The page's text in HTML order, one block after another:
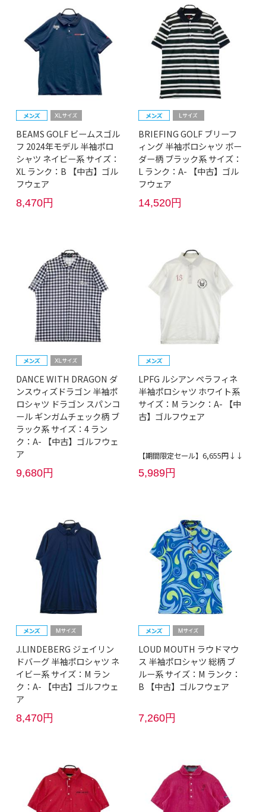
BEAMS GOLF ビームスゴル
フ 2024年モデル 半袖ポロ
シャツ ネイビー系 サイズ：
XL ランク：B 【中古】ゴル
フウェア
8,470円
BRIEFING GOLF ブリーフ
ィング 半袖ポロシャツ ボー
ダー柄 ブラック系 サイズ：
L ランク：A- 【中古】ゴル
フウェア
14,520円
DANCE WITH DRAGON ダ
ンスウィズドラゴン 半袖ポ
ロシャツ ドラゴン スパンコ
ール ギンガムチェック柄 ブ
ラック系 サイズ：4 ラン
ク：A- 【中古】ゴルフウェ
ア
9,680円
LPFG ルシアン ペラフィネ
半袖ポロシャツ ホワイト系
サイズ：M ランク：A- 【中
古】ゴルフウェア
【期間限定セール】6,655円↓↓
5,989円
J.LINDEBERG ジェイリン
ドバーグ 半袖ポロシャツ ネ
イビー系 サイズ：M ラン
ク：A- 【中古】ゴルフウェ
ア
8,470円
LOUD MOUTH ラウドマウ
ス 半袖ポロシャツ 総柄 ブ
ルー系 サイズ：M ランク：
B 【中古】ゴルフウェア
7,260円